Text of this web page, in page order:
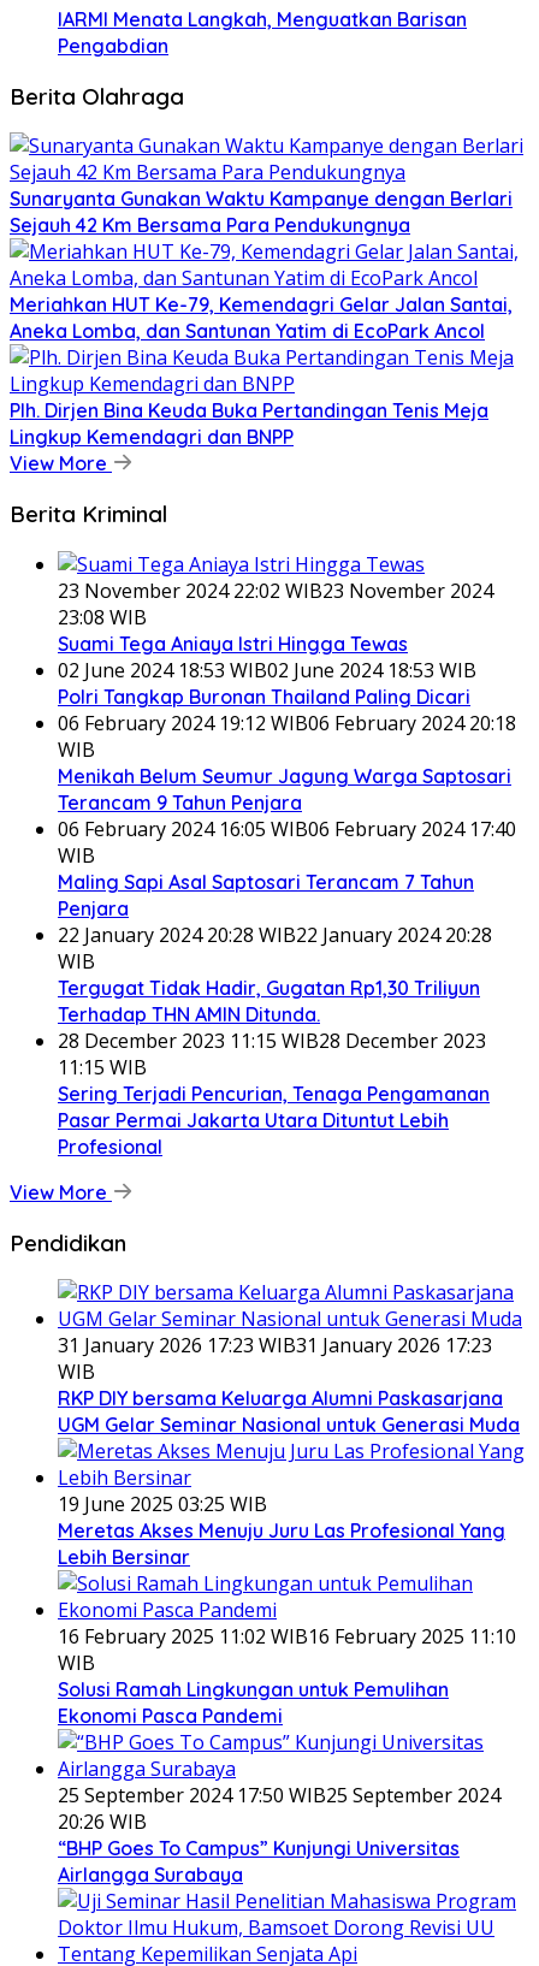
IARMI Menata Langkah, Menguatkan Barisan
Pengabdian
Berita Olahraga
Sunaryanta Gunakan Waktu Kampanye dengan Berlari
Sejauh 42 Km Bersama Para Pendukungnya
Meriahkan HUT Ke-79, Kemendagri Gelar Jalan Santai,
Aneka Lomba, dan Santunan Yatim di EcoPark Ancol
Plh. Dirjen Bina Keuda Buka Pertandingan Tenis Meja
Lingkup Kemendagri dan BNPP
View More
Berita Kriminal
23 November 2024 22:02 WIB23 November 2024
23:08 WIB
Suami Tega Aniaya Istri Hingga Tewas
02 June 2024 18:53 WIB02 June 2024 18:53 WIB
Polri Tangkap Buronan Thailand Paling Dicari
06 February 2024 19:12 WIB06 February 2024 20:18
WIB
Menikah Belum Seumur Jagung Warga Saptosari
Terancam 9 Tahun Penjara
06 February 2024 16:05 WIB06 February 2024 17:40
WIB
Maling Sapi Asal Saptosari Terancam 7 Tahun
Penjara
22 January 2024 20:28 WIB22 January 2024 20:28
WIB
Tergugat Tidak Hadir, Gugatan Rp1,30 Triliyun
Terhadap THN AMIN Ditunda.
28 December 2023 11:15 WIB28 December 2023
11:15 WIB
Sering Terjadi Pencurian, Tenaga Pengamanan
Pasar Permai Jakarta Utara Dituntut Lebih
Profesional
View More
Pendidikan
31 January 2026 17:23 WIB31 January 2026 17:23
WIB
RKP DIY bersama Keluarga Alumni Paskasarjana
UGM Gelar Seminar Nasional untuk Generasi Muda
19 June 2025 03:25 WIB
Meretas Akses Menuju Juru Las Profesional Yang
Lebih Bersinar
16 February 2025 11:02 WIB16 February 2025 11:10
WIB
Solusi Ramah Lingkungan untuk Pemulihan
Ekonomi Pasca Pandemi
25 September 2024 17:50 WIB25 September 2024
20:26 WIB
“BHP Goes To Campus” Kunjungi Universitas
Airlangga Surabaya